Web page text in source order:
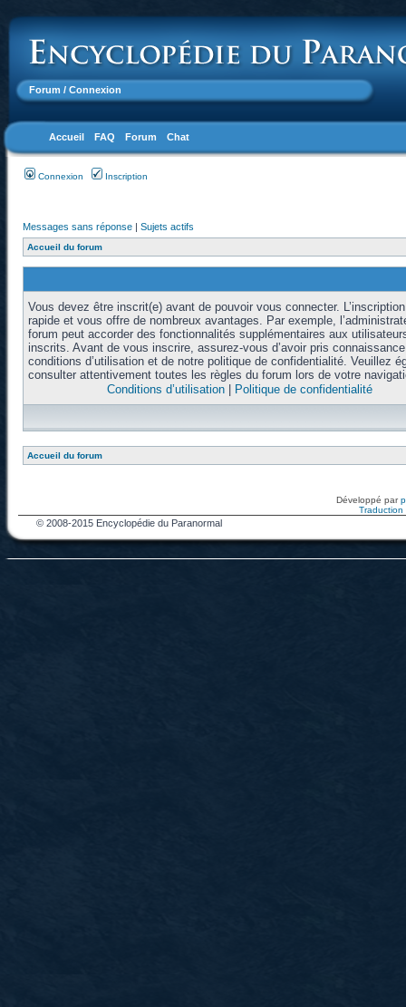
Forum / Connexion
Accueil FAQ Forum Chat
Connexion Inscription
Messages sans réponse | Sujets actifs
Accueil du forum
Vous devez être inscrit(e) avant de pouvoir vous connecter.
rapide et vous offre de nombreux avantages. Par exemple,
forum peut accorder des fonctionnalités supplémentaires aux
inscrits. Avant de vous inscrire, assurez-vous d’avoir pris
conditions d’utilisation et de notre politique de confidentialité. Veuillez
consulter attentivement toutes les règles du forum lors de votre
Conditions d’utilisation| Politique de confidentialité
Accueil du forum
Développé par
Traduction
© 2008-2015 Encyclopédie du Paranormal